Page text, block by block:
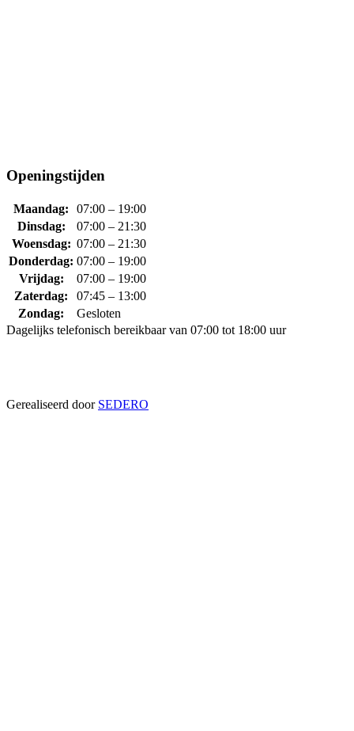
Openingstijden
Maandag:
07:00 – 19:00
Dinsdag:
07:00 – 21:30
Woensdag: 07:00 – 21:30
Donderdag: 07:00 – 19:00
Vrijdag:
07:00 – 19:00
Zaterdag:
07:45 – 13:00
Zondag:
Gesloten
Dagelijks telefonisch bereikbaar van 07:00 tot 18:00 uur
Gerealiseerd door SEDERO